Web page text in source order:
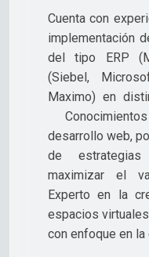
Cuenta con
implementación
del tipo ERP
(Siebel,
Maximo) en
desarrollo web,
de
maximizar el
Experto en la
espacios
con enfoque en